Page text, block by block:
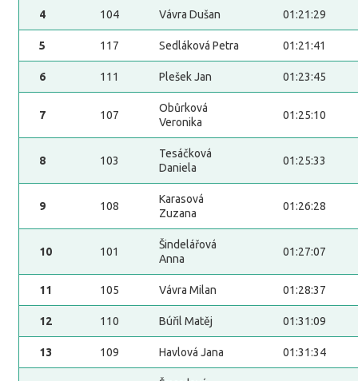
4 104 Vávra Dušan 01:21:29
5 117 Sedláková Petra 01:21:41
6 111 Plešek Jan 01:23:45
7 107
Obůrková
Veronika
01:25:10
8 103
Tesáčková
Daniela
01:25:33
9 108
Karasová
Zuzana
01:26:28
10 101
Šindelářová
Anna
01:27:07
11 105 Vávra Milan 01:28:37
12 110 Búřil Matěj 01:31:09
13 109 Havlová Jana 01:31:34